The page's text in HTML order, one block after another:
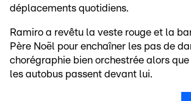
déplacements quotidiens.
Ramiro a revêtu la veste rouge et la
Père Noël pour enchaîner les pas de
chorégraphie bien orchestrée alors
les autobus passent devant lui.